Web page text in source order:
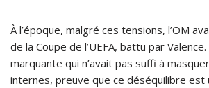
À l’époque, malgré ces tensions, l’OM
de la Coupe de l’UEFA, battu par
marquante qui n’avait pas suffi à
internes, preuve que ce déséquilibre est